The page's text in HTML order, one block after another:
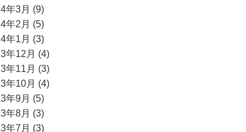
年3月 (9)
年2月 (5)
年1月 (3)
年12月 (4)
年11月 (3)
年10月 (4)
年9月 (5)
年8月 (3)
年7月 (3)